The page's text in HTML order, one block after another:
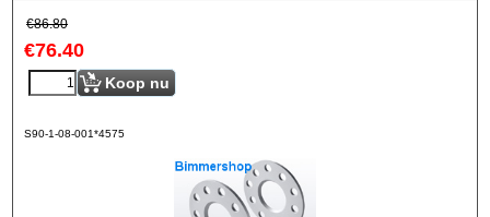
€86.80
€76.40
Koop nu
S90-1-08-001*4575